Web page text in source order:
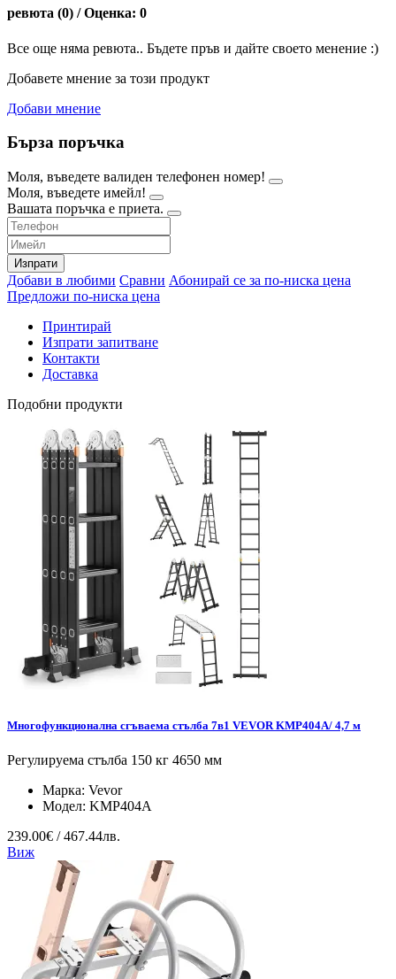
ревюта (0) / Оценка: 0
Все още няма ревюта.. Бъдете пръв и дайте своето менение :)
Добавете мнение за този продукт
Добави мнение
Бърза поръчка
Моля, въведете валиден телефонен номер!
Моля, въведете имейл!
Вашата поръчка е приета.
Изпрати
Добави в любими Сравни Абонирай се за по-ниска цена
Предложи по-ниска цена
Принтирай
Изпрати запитване
Контакти
Доставка
Подобни продукти
Многофункционална сгъваема стълба 7в1 VEVOR KMP404A/ 4,7 м
Регулируема стълба 150 кг 4650 мм
Марка: Vevor
Модел: KMP404A
239.00€ / 467.44лв.
Виж